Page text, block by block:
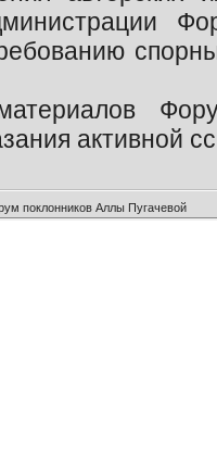
активной
поклонников Аллы Пугачевой